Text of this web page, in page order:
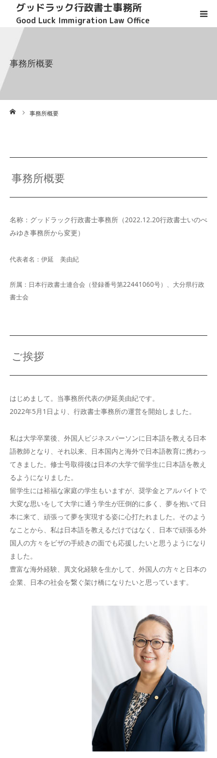
グッドラック行政書士事務所
Good Luck Immigration Law Office
事務所概要
事務所概要
事務所概要
名称：グッドラック行政書士事務所（2022.12.20行政書士いのべ
みゆき事務所から変更）
代表者名：伊延 美由紀
所属：日本行政書士連合会（登録番号第22441060号）、大分県行政
書士会
ご挨拶
はじめまして。当事務所代表の伊延美由紀です。
2022年5月1日より、行政書士事務所の運営を開始しました。
私は大学卒業後、外国人ビジネスパーソンに日本語を教える日本
語教師となり、それ以来、日本国内と海外で日本語教育に携わっ
てきました。修士号取得後は日本の大学で留学生に日本語を教え
るようになりました。
留学生には裕福な家庭の学生もいますが、奨学金とアルバイトで
大変な思いをして大学に通う学生が圧倒的に多く、夢を抱いて日
本に来て、頑張って夢を実現する姿に心打たれました。そのよう
なことから、私は日本語を教えるだけではなく、日本で頑張る外
国人の方々をビザの手続きの面でも応援したいと思うようになり
ました。
豊富な海外経験、異文化経験を生かして、外国人の方々と日本の
企業、日本の社会を繋ぐ架け橋になりたいと思っています。
取扱業務
お問い合わせ